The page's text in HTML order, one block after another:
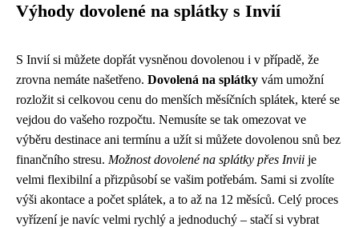
Výhody dovolené na splátky s Invií
S Invií si můžete dopřát vysněnou dovolenou i v případě, že
zrovna nemáte našetřeno. Dovolená na splátky vám umožní
rozložit si celkovou cenu do menších měsíčních splátek, které se
vejdou do vašeho rozpočtu. Nemusíte se tak omezovat ve
výběru destinace ani termínu a užít si můžete dovolenou snů bez
finančního stresu. Možnost dovolené na splátky přes Invii je
velmi flexibilní a přizpůsobí se vašim potřebám. Sami si zvolíte
výši akontace a počet splátek, a to až na 12 měsíců. Celý proces
vyřízení je navíc velmi rychlý a jednoduchý – stačí si vybrat